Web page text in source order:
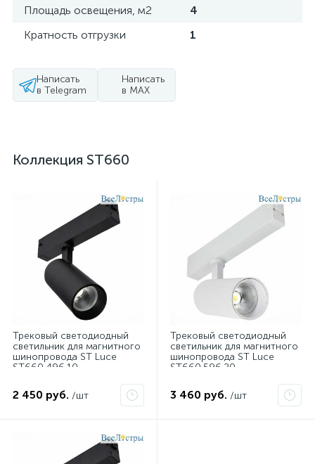
Площадь освещения, м2
4
Кратность отгрузки
1
Написать
в Telegram
Написать
в MAX
Коллекция ST660
Трековый светодиодный
светильник для магнитного
шинопровода ST Luce
ST660.496.10
2 450 руб. /шт
Трековый светодиодный
светильник для магнитного
шинопровода ST Luce
ST660.596.20
3 460 руб. /шт